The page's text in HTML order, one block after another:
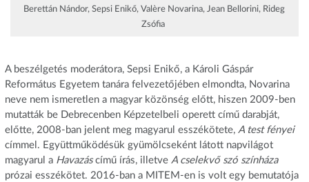
Berettán Nándor, Sepsi Enikő, Valère Novarina, Jean Bellorini, Rideg
Zsófia
A beszélgetés moderátora, Sepsi Enikő, a Károli Gáspár
Református Egyetem tanára felvezetőjében elmondta, Novarina
neve nem ismeretlen a magyar közönség előtt, hiszen 2009-ben
mutatták be Debrecenben Képzetelbeli operett című darabját,
előtte, 2008-ban jelent meg magyarul esszékötete, A test fényei
címmel. Együttműködésük gyümölcseként látott napvilágot
magyarul a Havazáscímű írás, illetve A cselekvő szó színháza
prózai esszékötet. 2016-ban a MITEM-en is volt egy bemutatója